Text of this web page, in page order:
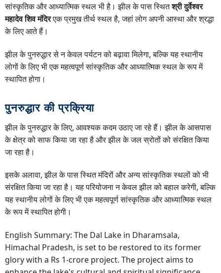
सांस्कृतिक और आध्यात्मिक स्थल भी है। झील के पास स्थितश्री दुर्वेश्वर
महादेव शिव मंदिरएक प्रमुख तीर्थ स्थल है, जहां लोग अपनी आस्था और श्रद्धा
के लिए आते हैं।
झील के पुनरुद्धार से न केवल पर्यटन को बढ़ावा मिलेगा, बल्कि यह स्थानीय
लोगों के लिए भी एक महत्वपूर्ण सांस्कृतिक और आध्यात्मिक स्थल के रूप में
स्थापित होगा।
पुनरुद्धार की प्रक्रिया
झील के पुनरुद्धार के लिए, आवश्यक कदम उठाए जा रहे हैं। झील के आसपास
के क्षेत्र को साफ किया जा रहा है और झील के जल स्रोतों को संरक्षित किया
जा रहा है।
इसके अलावा, झील के पास स्थित मंदिरों और अन्य सांस्कृतिक स्थलों को भी
संरक्षित किया जा रहा है। यह परियोजना न केवल झील को बहाल करेगी, बल्कि
यह स्थानीय लोगों के लिए भी एक महत्वपूर्ण सांस्कृतिक और आध्यात्मिक स्थल
के रूप में स्थापित होगी।
English Summary: The Dal Lake in Dharamsala,
Himachal Pradesh, is set to be restored to its former
glory with a Rs 1-crore project. The project aims to